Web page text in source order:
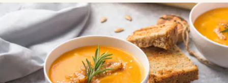
Mundial 2026
Eventos Corporativos
El Cronista Studio
Mediakit